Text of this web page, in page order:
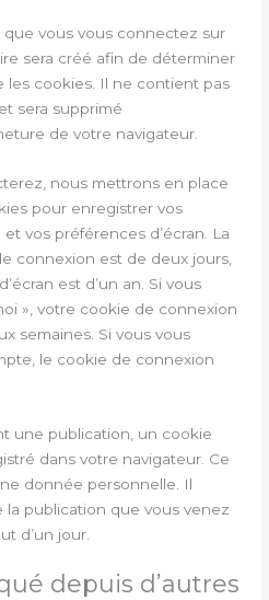
vous vous connectez sur
sera créé afin de déterminer
les cookies. Il ne contient pas
sera supprimé
de votre navigateur.
nous mettrons en place
pour enregistrer vos
vos préférences d’écran. La
connexion est de deux jours,
est d’un an. Si vous
», votre cookie de connexion
semaines. Si vous vous
le cookie de connexion
une publication, un cookie
dans votre navigateur. Ce
donnée personnelle. Il
la publication que vous venez
d’un jour.
depuis d’autres